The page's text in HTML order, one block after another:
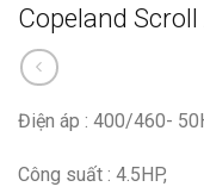
Copeland Scroll
Điện áp : 400/460-
Công suất : 4.5HP,